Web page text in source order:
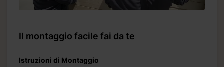
Il montaggio facile fai da te
Istruzioni di Montaggio